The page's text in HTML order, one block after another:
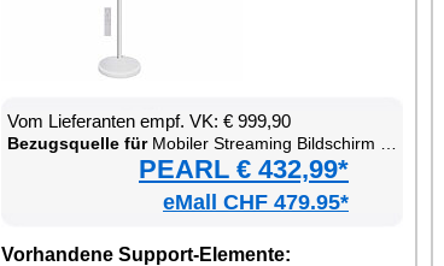
Vom Lie­fe­ran­ten empf. VK: € 999,90
Be­zugs­quel­le fürMo­bi­ler Strea­m­ing Bild­schirm mit Touch, Ak­ku, HDMI, An­dro­id, Fern­be­die­nung
PEARL € 432,99*
eMall CHF 479.95*
Vor­han­de­ne Sup­port-Ele­men­te: